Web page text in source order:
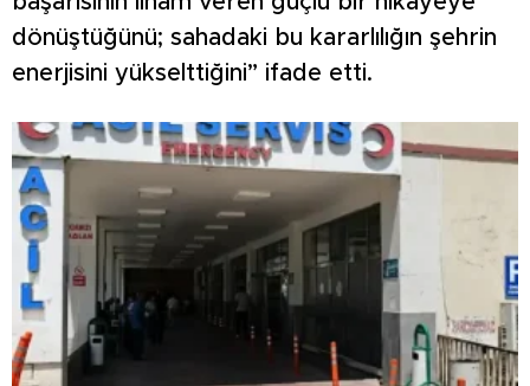
dönüştüğünü; sahadaki bu kararlılığın şehrin
enerjisini yükselttiğini” ifade etti.